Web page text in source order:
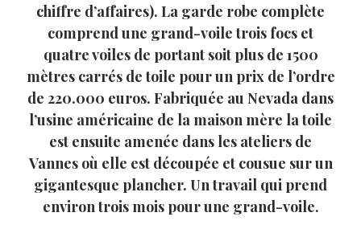
chiffre d’affaires). La garde robe complète
comprend une grand-voile trois focs et
quatre voiles de portant soit plus de 1500
mètres carrés de toile pour un prix de l’ordre
de 220.000 euros. Fabriquée au Nevada dans
l’usine américaine de la maison mère la toile
est ensuite amenée dans les ateliers de
Vannes où elle est découpée et cousue sur un
gigantesque plancher. Un travail qui prend
environ trois mois pour une grand-voile.